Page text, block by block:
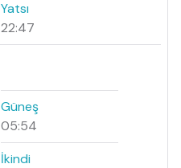
Yatsı
22:47
Güneş
05:54
İkindi